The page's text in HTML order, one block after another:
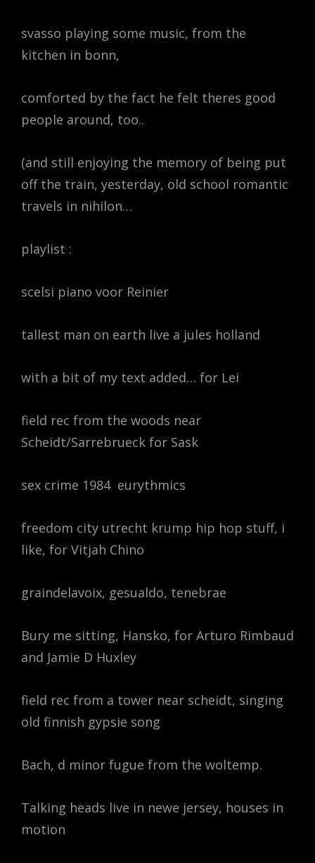
svasso playing some music, from the
kitchen in bonn,
comforted by the fact he felt theres good
people around, too..
(and still enjoying the memory of being put
off the train, yesterday, old school romantic
travels in nihilon…
playlist :
scelsi piano voor Reinier
tallest man on earth live a jules holland
with a bit of my text added… for Lei
field rec from the woods near
Scheidt/Sarrebrueck for Sask
sex crime 1984 eurythmics
freedom city utrecht krump hip hop stuff, i
like, for Vitjah Chino
graindelavoix, gesualdo, tenebrae
Bury me sitting, Hansko, for Arturo Rimbaud
and Jamie D Huxley
field rec from a tower near scheidt, singing
old finnish gypsie song
Bach, d minor fugue from the woltemp.
Talking heads live in newe jersey, houses in
motion